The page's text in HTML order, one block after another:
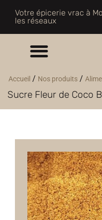
Votre épicerie vrac à
les réseaux
Accueil / Nos produits /
Sucre Fleur de Coco